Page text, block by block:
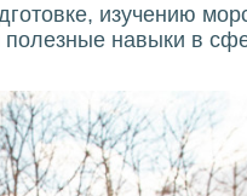
изучению
навыки в